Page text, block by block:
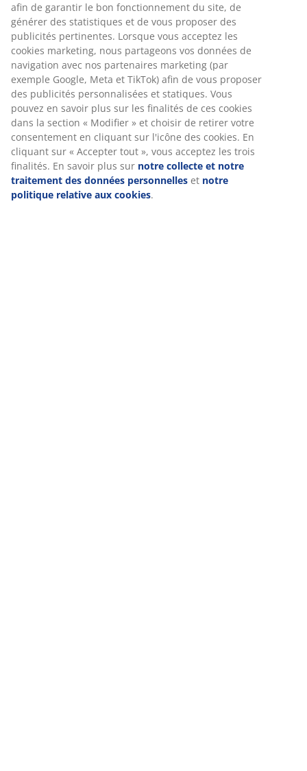
afin de garantir le bon fonctionnement du site, de
générer des statistiques et de vous proposer des
publicités pertinentes. Lorsque vous acceptez les
cookies marketing, nous partageons vos données de
navigation avec nos partenaires marketing (par
exemple Google, Meta et TikTok) afin de vous proposer
des publicités personnalisées et statiques. Vous
pouvez en savoir plus sur les finalités de ces cookies
dans la section « Modifier » et choisir de retirer votre
consentement en cliquant sur l'icône des cookies. En
cliquant sur « Accepter tout », vous acceptez les trois
finalités. En savoir plus sur notre collecte et notre
traitement des données personnelles et notre
politique relative aux cookies.